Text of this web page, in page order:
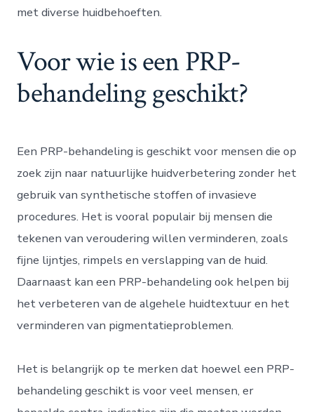
met diverse huidbehoeften.
Voor wie is een PRP-
behandeling geschikt?
Een PRP-behandeling is geschikt voor mensen die op
zoek zijn naar natuurlijke huidverbetering zonder het
gebruik van synthetische stoffen of invasieve
procedures. Het is vooral populair bij mensen die
tekenen van veroudering willen verminderen, zoals
fijne lijntjes, rimpels en verslapping van de huid.
Daarnaast kan een PRP-behandeling ook helpen bij
het verbeteren van de algehele huidtextuur en het
verminderen van pigmentatieproblemen.
Het is belangrijk op te merken dat hoewel een PRP-
behandeling geschikt is voor veel mensen, er